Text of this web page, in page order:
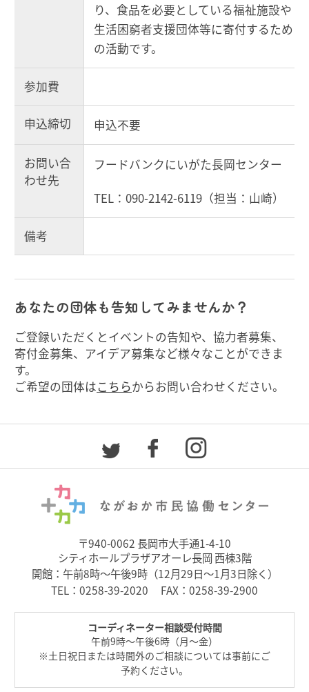
り、食品を必要としている福祉施設や
生活困窮者支援団体等に寄付するため
の活動です。
参加費
申込締切 申込不要
お問い合
わせ先
フードバンクにいがた長岡センター
TEL：090-2142-6119（担当：山崎）
備考
あなたの団体も告知してみませんか？
ご登録いただくとイベントの告知や、協力者募集、
寄付金募集、アイデア募集など様々なことができま
す。
ご希望の団体はこちらからお問い合わせください。
〒940-0062 長岡市大手通1-4-10
シティホールプラザアオーレ長岡 西棟3階
開館：午前8時～午後9時（12月29日～1月3日除く）
TEL： 0258-39-2020 FAX：0258-39-2900
コーディネーター相談受付時間
午前9時～午後6時（月～金）
※土日祝日または時間外のご相談については事前にご
予約ください。